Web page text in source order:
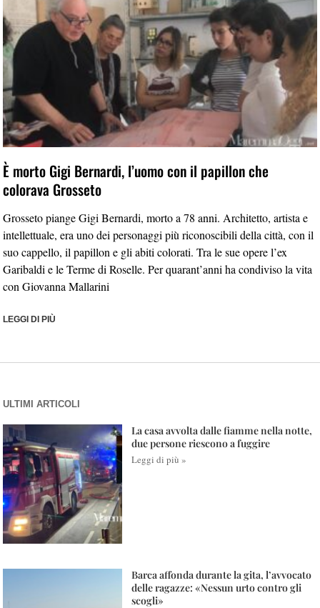
È morto Gigi Bernardi, l’uomo con il papillon che
colorava Grosseto
Grosseto piange Gigi Bernardi, morto a 78 anni. Architetto, artista e
intellettuale, era uno dei personaggi più riconoscibili della città, con il
suo cappello, il papillon e gli abiti colorati. Tra le sue opere l’ex
Garibaldi e le Terme di Roselle. Per quarant’anni ha condiviso la vita
con Giovanna Mallarini
LEGGI DI PIÙ
ULTIMI ARTICOLI
La casa avvolta dalle fiamme nella notte,
due persone riescono a fuggire
Leggi di più »
Barca affonda durante la gita, l’avvocato
delle ragazze: «Nessun urto contro gli
scogli»